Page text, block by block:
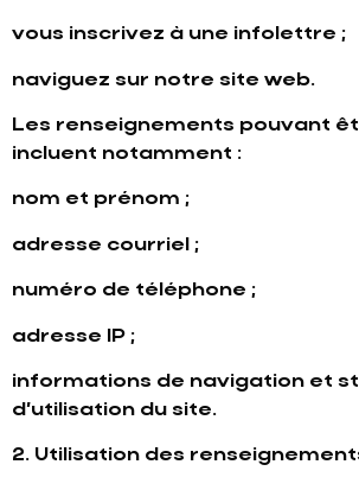
vous inscrivez à une infolettre ;
naviguez sur notre site web.
Les renseignements pouvant
incluent notamment :
nom et prénom ;
adresse courriel ;
numéro de téléphone ;
adresse IP ;
informations de navigation et
d’utilisation du site.
2. Utilisation des